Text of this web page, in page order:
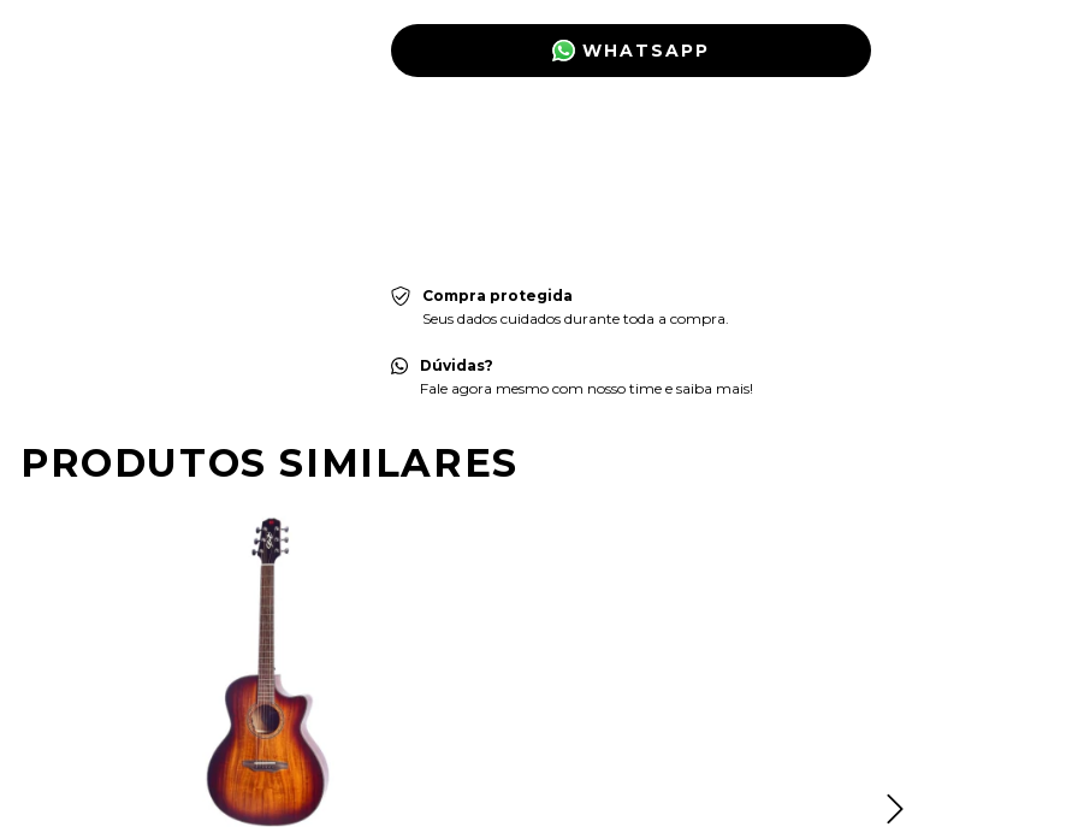
WHATSAPP
Compra protegida
Seus dados cuidados durante toda a compra.
Dúvidas?
Fale agora mesmo com nosso time e saiba mais!
PRODUTOS SIMILARES